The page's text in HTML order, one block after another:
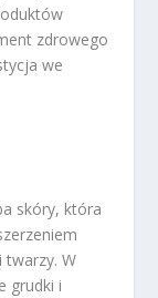
zdrowego
we
skóry, która
twarzy. W
grudki i